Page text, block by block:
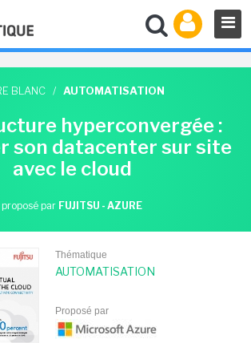
BLANC / AUTOMATISATION
hyperconvergée :
son datacenter sur site
avec le cloud
proposé par FUJITSU - AZURE
Thématique
AUTOMATISATION
Proposé par